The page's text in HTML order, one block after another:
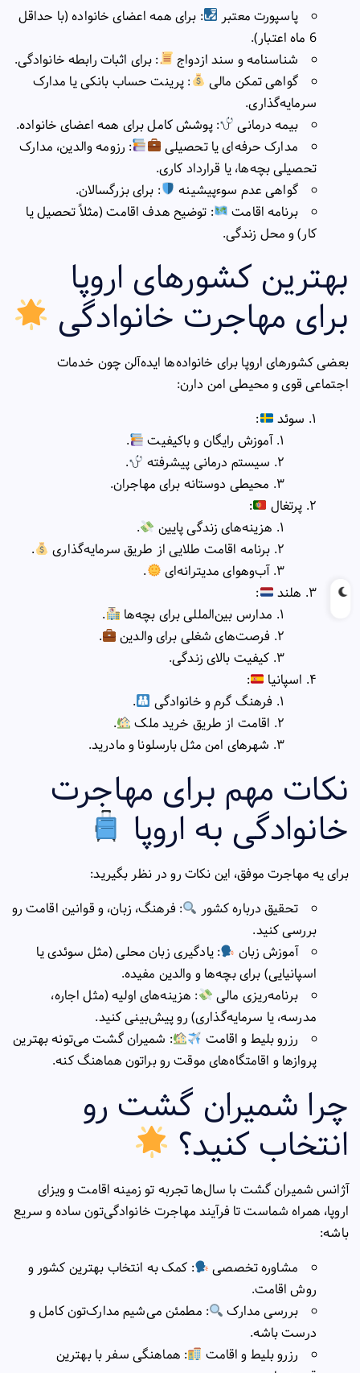
پاسپورت معتبر
: برای همه اعضای خانواده (با حداقل
6 ماه اعتبار).
شناسنامه و سند ازدواج
: برای اثبات رابطه خانوادگی.
گواهی تمکن مالی
: پرینت حساب بانکی یا مدارک
سرمایه‌گذاری.
بیمه درمانی
: پوشش کامل برای همه اعضای خانواده.
مدارک حرفه‌ای یا تحصیلی
: رزومه والدین، مدارک
تحصیلی بچه‌ها، یا قرارداد کاری.
گواهی عدم سوءپیشینه
: برای بزرگسالان.
برنامه اقامت
: توضیح هدف اقامت (مثلاً تحصیل یا
کار) و محل زندگی.
بهترین کشورهای اروپا
برای مهاجرت خانوادگی
بعضی کشورهای اروپا برای خانواده‌ها ایده‌آلن چون خدمات
اجتماعی قوی و محیطی امن دارن:
سوئد
:
آموزش رایگان و باکیفیت
.
سیستم درمانی پیشرفته
.
محیطی دوستانه برای مهاجران.
پرتغال
:
هزینه‌های زندگی پایین
.
برنامه اقامت طلایی از طریق سرمایه‌گذاری
.
آب‌وهوای مدیترانه‌ای
.
هلند
:
مدارس بین‌المللی برای بچه‌ها
.
فرصت‌های شغلی برای والدین
.
کیفیت بالای زندگی.
اسپانیا
:
فرهنگ گرم و خانوادگی
.
اقامت از طریق خرید ملک
.
شهرهای امن مثل بارسلونا و مادرید.
نکات مهم برای مهاجرت
خانوادگی به اروپا
برای یه مهاجرت موفق، این نکات رو در نظر بگیرید:
تحقیق درباره کشور
: فرهنگ، زبان، و قوانین اقامت رو
بررسی کنید.
آموزش زبان
: یادگیری زبان محلی (مثل سوئدی یا
اسپانیایی) برای بچه‌ها و والدین مفیده.
برنامه‌ریزی مالی
: هزینه‌های اولیه (مثل اجاره،
مدرسه، یا سرمایه‌گذاری) رو پیش‌بینی کنید.
رزرو بلیط و اقامت
: شمیران گشت می‌تونه بهترین
پروازها و اقامتگاه‌های موقت رو براتون هماهنگ کنه.
چرا شمیران گشت رو
انتخاب کنید؟
آژانس شمیران گشت با سال‌ها تجربه تو زمینه اقامت و ویزای
اروپا، همراه شماست تا فرآیند مهاجرت خانوادگی‌تون ساده و سریع
باشه:
مشاوره تخصصی
: کمک به انتخاب بهترین کشور و
روش اقامت.
بررسی مدارک
: مطمئن می‌شیم مدارک‌تون کامل و
درست باشه.
رزرو بلیط و اقامت
: هماهنگی سفر با بهترین